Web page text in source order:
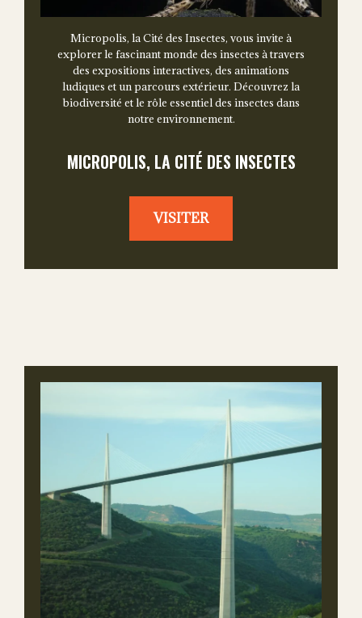
Micropolis, la Cité des Insectes, vous invite à
explorer le fascinant monde des insectes à travers
des expositions interactives, des animations
ludiques et un parcours extérieur. Découvrez la
biodiversité et le rôle essentiel des insectes dans
notre environnement.
MICROPOLIS, LA CITÉ DES INSECTES
VISITER